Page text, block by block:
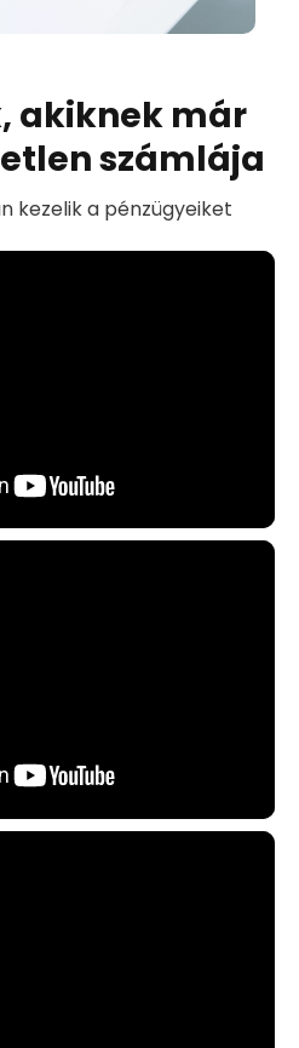
akiknek már
számlája
kezelik a pénzügyeiket